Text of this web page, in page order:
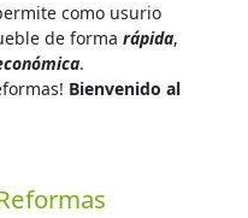
como usurio
de forma rápida,
.
Bienvenido al